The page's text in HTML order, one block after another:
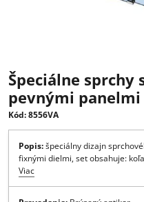
Špeciálne
pevnými
Kód: 8556VA